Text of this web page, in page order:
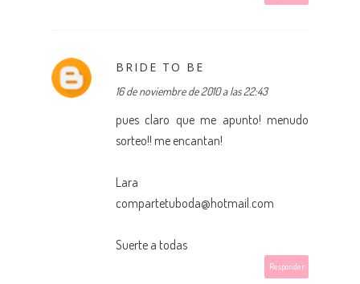
BRIDE TO BE
16 de noviembre de 2010 a las 22:43
pues claro que me apunto! menudo
sorteo!! me encantan!
Lara
compartetuboda@hotmail.com
Suerte a todas
Responder